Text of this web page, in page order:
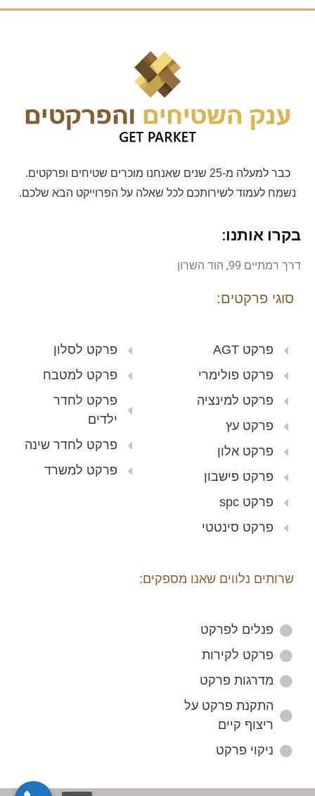
כבר למעלה מ-25 שנים שאנחנו מוכרים שטיחים ופרקטים.
נשמח לעמוד לשירותכם לכל שאלה על הפרוייקט הבא שלכם.
בקרו אותנו:
דרך רמתיים 99, הוד השרון
סוגי פרקטים:
פרקט AGT
פרקט פולימרי
פרקט למינציה
פרקט עץ
פרקט אלון
פרקט פישבון
פרקט spc
פרקט סינטטי
פרקט לסלון
פרקט למטבח
פרקט לחדר
ילדים
פרקט לחדר שינה
פרקט למשרד
שרותים נלווים שאנו מספקים:
פנלים לפרקט
פרקט לקירות
מדרגות פרקט
התקנת פרקט על
ריצוף קיים
ניקוי פרקט